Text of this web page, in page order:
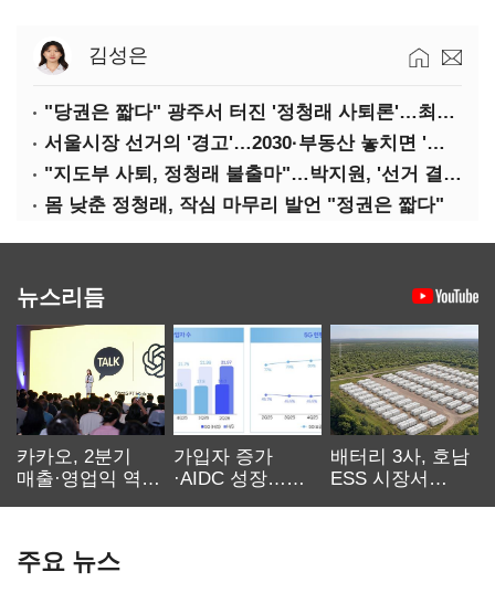
김성은
"당권은 짧다" 광주서 터진 '정청래 사퇴론'…최고위 '아수라장'
서울시장 선거의 '경고'…2030·부동산 놓치면 '총선도 대선도' 패배
"지도부 사퇴, 정청래 불출마"…박지원, '선거 결과 책임' 강조
몸 낮춘 정청래, 작심 마무리 발언 "정권은 짧다"
뉴스리듬
카카오, 2분기
매출·영업익 역대
가입자 증가
·AIDC 성장…
배터리 3사, 호남
ESS 시장서
주요 뉴스